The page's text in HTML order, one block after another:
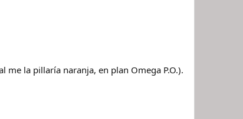
me la pillaría naranja, en plan Omega P.O.).